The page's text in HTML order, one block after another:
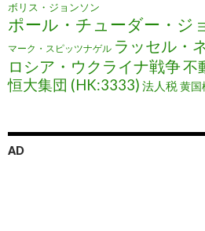
ボリス・ジョンソン
ポール・チューダー・ジ
マーク・スピッツナゲル ラッセル・
ロシア・ウクライナ戦争不
恒大集団 (HK:3333) 法人税黄国
AD